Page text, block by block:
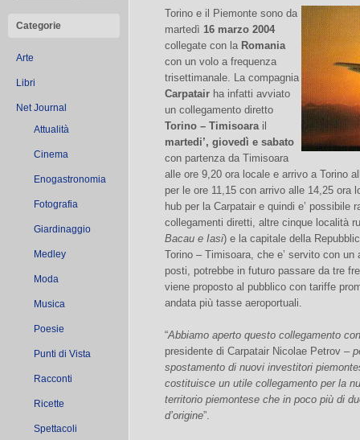
Categorie
Arte
Libri
Net Journal
Attualità
Cinema
Enogastronomia
Fotografia
Giardinaggio
Medley
Moda
Musica
Poesie
Punti di Vista
Racconti
Ricette
Spettacoli
Torino e il Piemonte sono da
martedì 16 marzo 2004
collegate con la Romania
con un volo a frequenza
trisettimanale. La compagnia
Carpatair ha infatti avviato
un collegamento diretto
Torino – Timisoarail
martedi’, giovedì e sabato
con partenza da Timisoara
alle ore 9,20 ora locale e arrivo a Torino
per le ore 11,15 con arrivo alle 14,25 ora
hub per la Carpatair e quindi e’ possibile
collegamenti diretti, altre cinque località
Bacau e Iasi) e la capitale della
Torino – Timisoara, che e’ servito con
posti, potrebbe in futuro passare da tre
viene proposto al pubblico con tariffe
andata più tasse aeroportuali.
“Abbiamo aperto questo collegamento
presidente di Carpatair Nicolae Petrov –
spostamento di nuovi investitori
costituisce un utile collegamento per la
territorio piemontese che in poco più di
d’origine”.